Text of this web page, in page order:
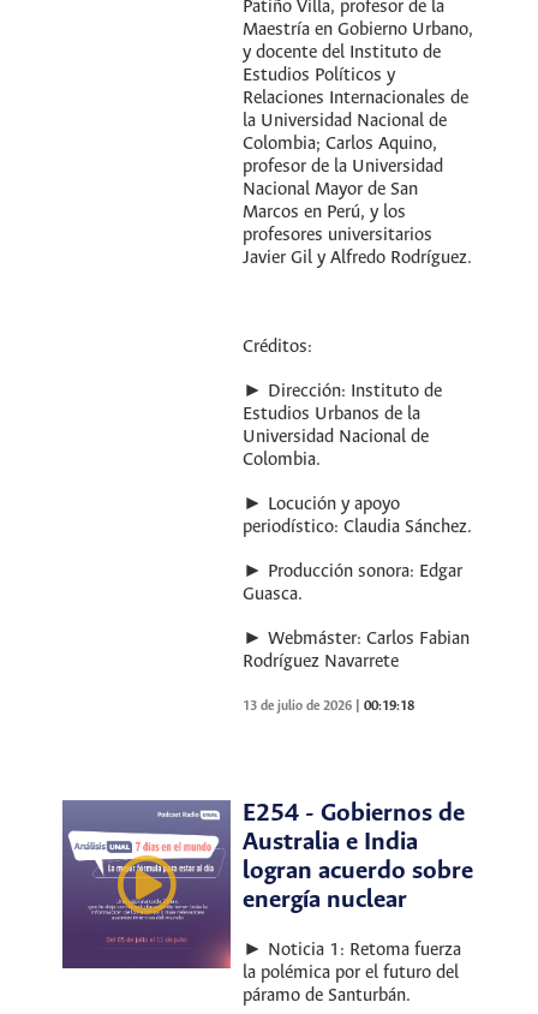
Patiño Villa, profesor de la
Maestría en Gobierno Urbano,
y docente del Instituto de
Estudios Políticos y
Relaciones Internacionales de
la Universidad Nacional de
Colombia; Carlos Aquino,
profesor de la Universidad
Nacional Mayor de San
Marcos en Perú, y los
profesores universitarios
Javier Gil y Alfredo Rodríguez.
Créditos:
► Dirección: Instituto de
Estudios Urbanos de la
Universidad Nacional de
Colombia.
► Locución y apoyo
periodístico: Claudia Sánchez.
► Producción sonora: Edgar
Guasca.
► Webmáster: Carlos Fabian
Rodríguez Navarrete
13 de julio de 2026 |00:19:18
E254 - Gobiernos de
Australia e India
logran acuerdo sobre
energía nuclear
► Noticia 1: Retoma fuerza
la polémica por el futuro del
páramo de Santurbán.